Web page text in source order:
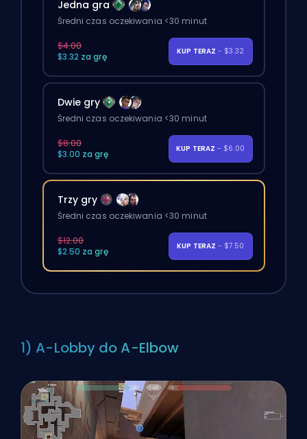
Jedna gra
Średni czas oczekiwania <30 minut
$4.00
$3.32 za grę
KUP TERAZ - $3.32
Dwie gry
Średni czas oczekiwania <30 minut
$8.00
$3.00 za grę
KUP TERAZ - $6.00
Trzy gry
Średni czas oczekiwania <30 minut
$12.00
$2.50 za grę
KUP TERAZ - $7.50
1) A-Lobby do A-Elbow